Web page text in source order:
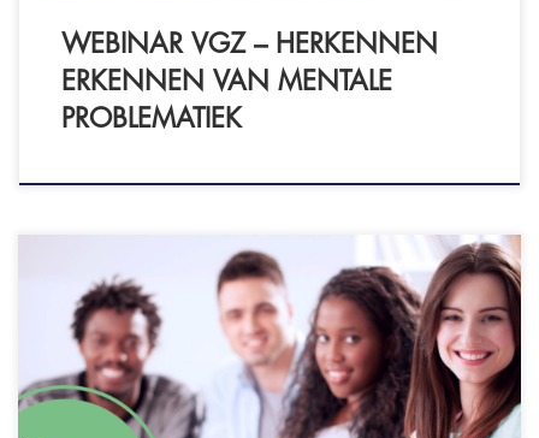
WEBINAR VGZ – HERKENNEN
ERKENNEN VAN MENTALE
PROBLEMATIEK
Stress is beroepsziekte nummer 1. Veel
psychische klachten en stoornissen worden
veroorzaakt door te lang te veel stress ervaren.
Daarom is tijdig interfereren essentieel om dit te
voorkomen. Stress is echter heel normaal.
Iedereen ervaart in meer of mindere mate stress.